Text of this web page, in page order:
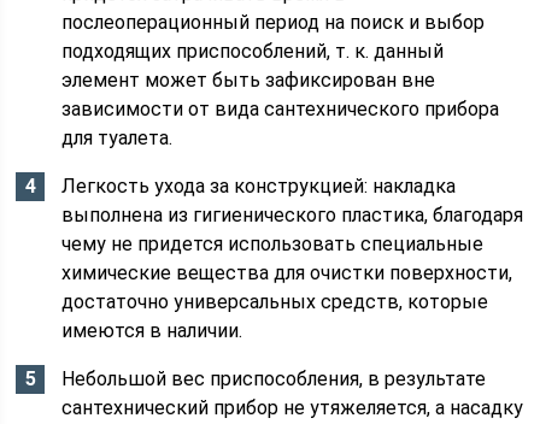
послеоперационный период на поиск и выбор
подходящих приспособлений, т. к. данный
элемент может быть зафиксирован вне
зависимости от вида сантехнического прибора
для туалета.
Легкость ухода за конструкцией: накладка
выполнена из гигиенического пластика, благодаря
чему не придется использовать специальные
химические вещества для очистки поверхности,
достаточно универсальных средств, которые
имеются в наличии.
Небольшой вес приспособления, в результате
сантехнический прибор не утяжеляется, а насадку